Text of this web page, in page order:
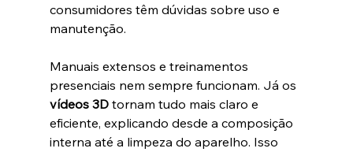
consumidores têm dúvidas sobre uso e
manutenção.
Manuais extensos e treinamentos
presenciais nem sempre funcionam. Já os
vídeos 3D tornam tudo mais claro e
eficiente, explicando desde a composição
interna até a limpeza do aparelho. Isso